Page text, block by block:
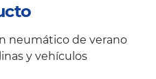
neumático de verano
y vehículos